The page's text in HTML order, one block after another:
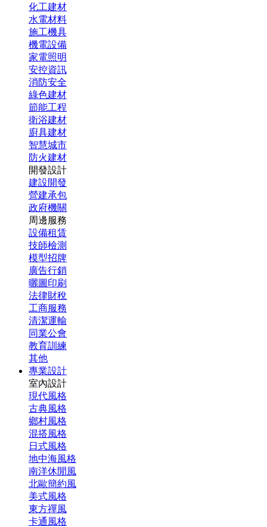
化工建材
水電材料
施工機具
機電設備
家電照明
安控資訊
消防安全
綠色建材
節能工程
衛浴建材
廚具建材
智慧城市
防火建材
開發設計
建設開發
營建承包
政府機關
周邊服務
設備租賃
技師檢測
模型招牌
廣告行銷
曬圖印刷
法律財稅
工商服務
清潔運輸
同業公會
教育訓練
其他
專業設計
室內設計
現代風格
古典風格
鄉村風格
混搭風格
日式風格
地中海風格
南洋休閒風
北歐簡約風
美式風格
東方禪風
卡通風格